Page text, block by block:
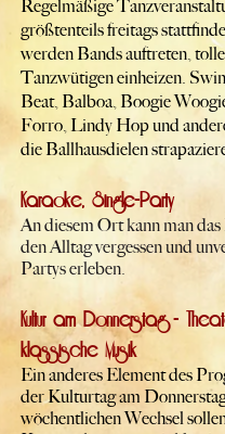
Regelmäßige
größtenteils freitags
werden Bands auftreten,
Tanzwütigen einheizen.
Beat, Balboa, Boogie
Forro, Lindy Hop und
die Ballhausdielen
Karaoke, Single-Party
An diesem Ort kann man
den Alltag vergessen und
Partys erleben.
Kultur am Donnerstag -
klassische Musik
Ein anderes Element des
der Kulturtag am
wöchentlichen Wechsel